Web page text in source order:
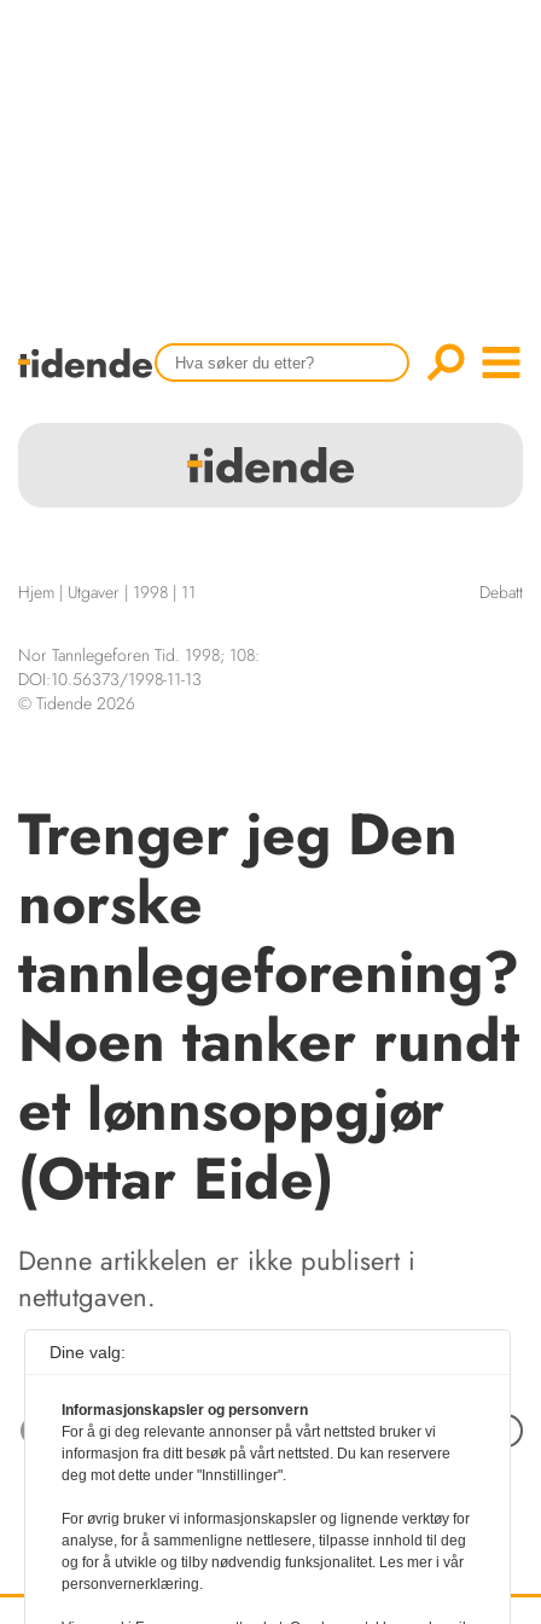
Tidligere utgaver
HENVISNINGER
KURSKALENDER
STILLINGER
KJØP & SALG
KONTAKT
Hjem | Utgaver | 1998 | 11 Debatt
Nor Tannlegeforen Tid. 1998; 108:
DOI:10.56373/1998-11-13
© Tidende 2026
Trenger jeg Den
norske
tannlegeforening?
Noen tanker rundt
et lønnsoppgjør
(Ottar Eide)
Denne artikkelen er ikke publisert i
nettutgaven.
Neste artikkel
Dine valg:
Informasjonskapsler og personvern
For å gi deg relevante annonser på vårt nettsted bruker vi
informasjon fra ditt besøk på vårt nettsted. Du kan reservere
deg mot dette under "Innstillinger".
For øvrig bruker vi informasjonskapsler og lignende verktøy for
analyse, for å sammenligne nettlesere, tilpasse innhold til deg
og for å utvikle og tilby nødvendig funksjonalitet. Les mer i vår
personvernerklæring.